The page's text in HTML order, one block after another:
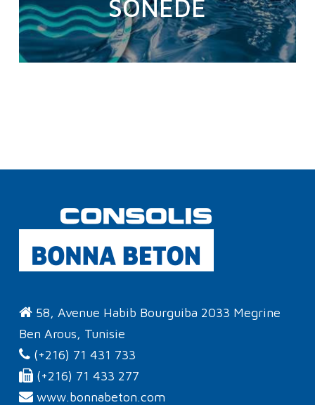
SONEDE
58, Avenue Habib Bourguiba 2033 Megrine
Ben Arous, Tunisie
(+216) 71 431 733
(+216) 71 433 277
www.bonnabeton.com